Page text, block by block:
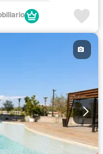
amueblado